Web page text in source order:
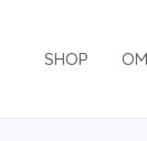
SHOP